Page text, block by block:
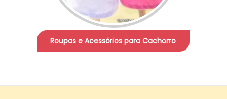
Roupas e Acessórios para Cachorro